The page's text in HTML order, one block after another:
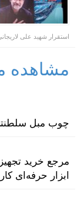
استقرار شهید علی
مشاهده
چوب مبل
مرجع خرید
ابزار حرفه‌ای